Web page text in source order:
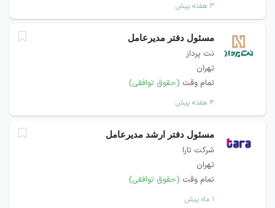
۳ هفته پیش
مسئول دفتر مدیرعامل
نت پرداز
تهران
تمام وقت (حقوق توافقی)
۴ هفته پیش
مسئول دفتر ارشد مدیرعامل
شرکت تارا
تهران
تمام وقت (حقوق توافقی)
۱ ماه پیش